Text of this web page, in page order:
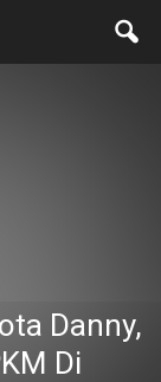
Danny,
Di